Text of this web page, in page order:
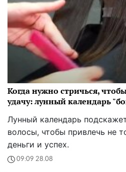
Когда нужно стричься,
удачу: лунный календарь
Лунный календарь
волосы, чтобы привлечь не
деньги и успех.
09:09 28.08